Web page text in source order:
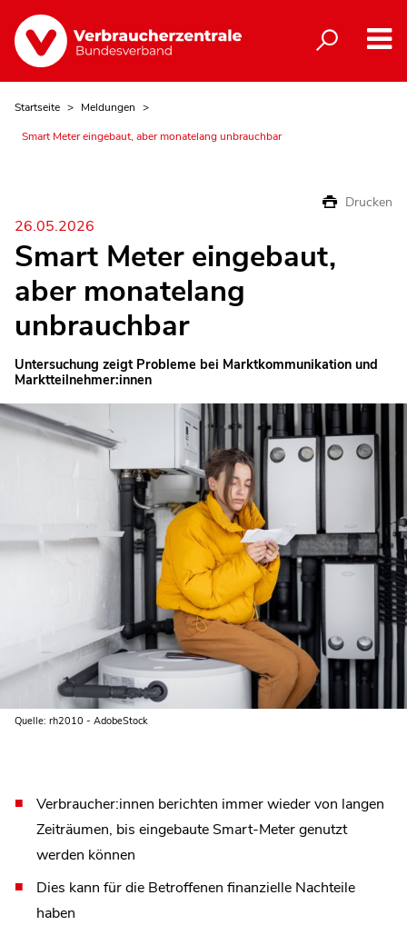
Startseite
Meldungen
Smart Meter eingebaut, aber monatelang unbrauchbar
Drucken
26.05.2026
Smart Meter eingebaut,
aber monatelang
unbrauchbar
Untersuchung zeigt Probleme bei Marktkommunikation und
Marktteilnehmer:innen
Quelle: rh2010 - AdobeStock
Verbraucher:innen berichten immer wieder von langen
Zeiträumen, bis eingebaute Smart-Meter genutzt
werden können
Dies kann für die Betroffenen finanzielle Nachteile
haben